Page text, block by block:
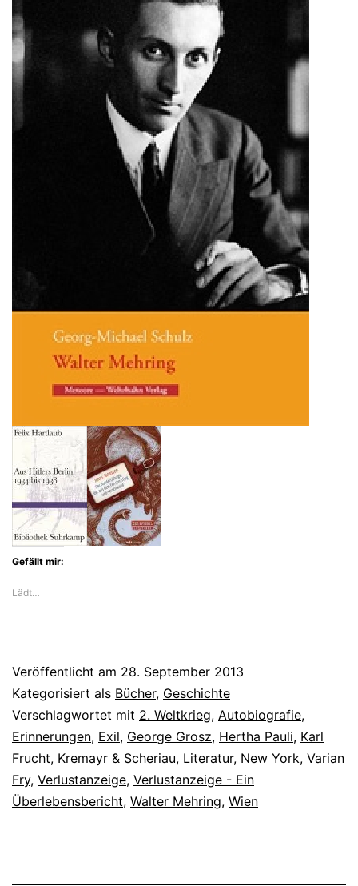
Gefällt mir:
Lädt…
Veröffentlicht am 28. September 2013
Kategorisiert als Bücher, Geschichte
Verschlagwortet mit 2. Weltkrieg, Autobiografie,
Erinnerungen, Exil, George Grosz, Hertha Pauli, Karl
Frucht, Kremayr & Scheriau, Literatur, New York, Varian
Fry, Verlustanzeige, Verlustanzeige - Ein
Überlebensbericht, Walter Mehring, Wien